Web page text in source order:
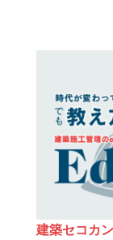
建築セコカ